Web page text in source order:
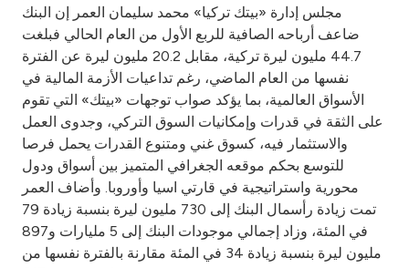
After Sales Services
Contact us
Branch & ATM locator
Germany
Malaysia
مجلس إدارة «بيتك تركيا» محمد سليمان العمر إن البنك
ضاعف أرباحه الصافية للربع الأول من العام الحالي فبلغت
44.7 مليون ليرة تركية، مقابل 20.2 مليون ليرة عن الفترة
نفسها من العام الماضي، رغم تداعيات الأزمة المالية في
الأسواق العالمية، بما يؤكد صواب توجهات «بيتك» التي تقوم
على الثقة في قدرات وإمكانيات السوق التركي، وجدوى العمل
والاستثمار فيه، كسوق غني ومتنوع القدرات يحمل فرصا
للتوسع بحكم موقعه الجغرافي المتميز بين أسواق ودول
محورية واستراتيجية في قارتي اسيا وأوروبا. وأضاف العمر
تمت زيادة رأسمال البنك إلى 730 مليون ليرة بنسبة زيادة 79
في المئة، وزاد إجمالي موجودات البنك إلى 5 مليارات و897
مليون ليرة بنسبة زيادة 34 في المئة مقارنة بالفترة نفسها من